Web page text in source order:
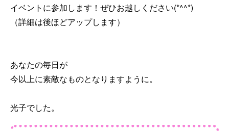
イベントに参加します！ぜひお越しください(*^^*)
（詳細は後ほどアップします）
あなたの毎日が
今以上に素敵なものとなりますように。
光子でした。